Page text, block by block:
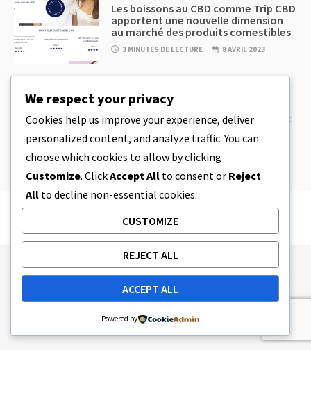
Les boissons au CBD comme Trip CBD
apportent une nouvelle dimension
au marché des produits comestibles
3 MINUTES DE LECTURE 8 AVRIL 2023
Pâte à biscuits au CBD et produits
comestibles au CBD incroyablement
simples à préparer à la maison
5 MINUTES DE LECTURE
Publishing Principles
Ethics Policy
Corrections Policy
Feedback Policy
Ownership & Funding
Tag map
We respect your privacy
Cookies help us improve your experience, deliver
personalized content, and analyze traffic. You can
choose which cookies to allow by clicking
Customize. ClickAccept All to consent or Reject
All to decline non-essential cookies.
CUSTOMIZE
REJECT ALL
ACCEPT ALL
Powered by